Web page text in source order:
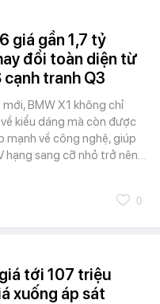
giá gần 1,7 tỷ
đổi toàn diện từ
cạnh tranh Q3
BMW X1 không chỉ
kiểu dáng mà còn được
mạnh về công nghệ, giúp
hạng sang cỡ nhỏ trở nên…
0
tới 107 triệu
xuống áp sát